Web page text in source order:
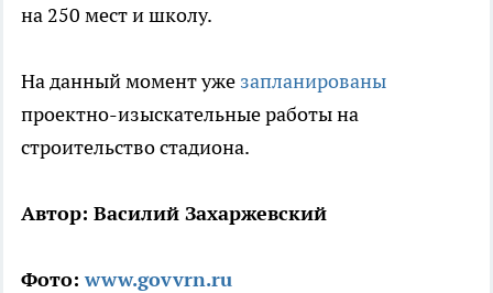
на 250 мест и школу.
На данный момент уже запланированы
проектно-изыскательные работы на
строительство стадиона.
Автор: Василий Захаржевский
Фото:www.govvrn.ru